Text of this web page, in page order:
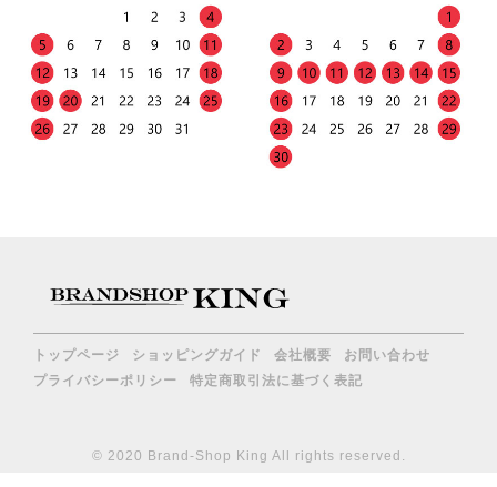
トップページ ショッピングガイド 会社概要
お問い合わせ
プライバシーポリシー
特定商取引法に基づく表記
© 2020 Brand-Shop King All rights reserved.